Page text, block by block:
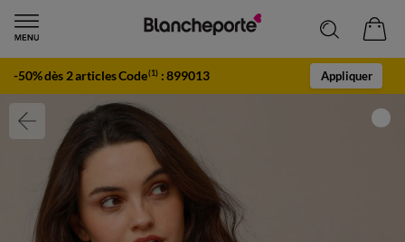
-50% dès 2 articles Code(1) :899013 Appliquer